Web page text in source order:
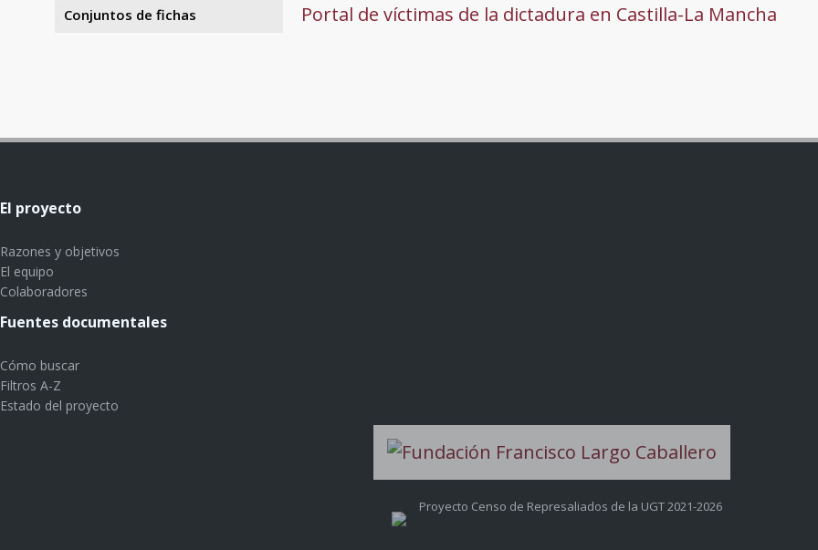
Conjuntos de fichas Portal de víctimas de la dictadura en Castilla-La Mancha
El proyecto
Razones y objetivos
El equipo
Colaboradores
Fuentes documentales
Cómo buscar
Filtros A-Z
Estado del proyecto
Proyecto Censo de Represaliados de la UGT 2021-2026